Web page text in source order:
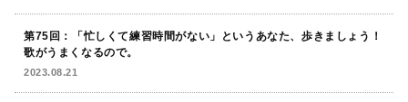
第75回：「忙しくて練習時間がない」というあなた、歩きましょう！
歌がうまくなるので。
2023.08.21